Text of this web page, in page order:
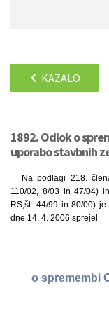
KAZALO
1892. Odlok o
uporabo stavbnih
Na podlagi 218.
110/02, 8/03 in 47/04)
RS,št. 44/99 in 80/00)
dne 14. 4. 2006 sprejel
o spremembi